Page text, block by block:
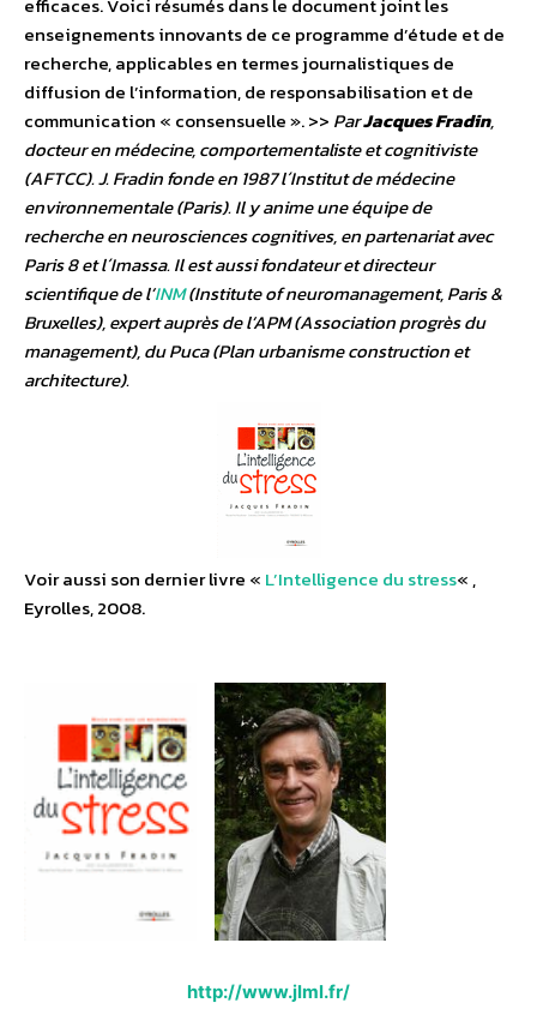
efficaces. Voici résumés dans le document joint les
enseignements innovants de ce programme d’étude et de
recherche, applicables en termes journalistiques de
diffusion de l’information, de responsabilisation et de
communication « consensuelle ». >> ParJacques Fradin,
docteur en médecine, comportementaliste et cognitiviste
(AFTCC). J. Fradin fonde en 1987 l´Institut de médecine
environnementale (Paris). Il y anime une équipe de
recherche en neurosciences cognitives, en partenariat avec
Paris 8 et l´Imassa. Il est aussi fondateur et directeur
scientifique de l’INM(Institute of neuromanagement, Paris &
Bruxelles), expert auprès de l’APM (Association progrès du
management), du Puca (Plan urbanisme construction et
architecture).
Voir aussi son dernier livre « L’Intelligence du stress« ,
Eyrolles, 2008.
http://www.jlml.fr/